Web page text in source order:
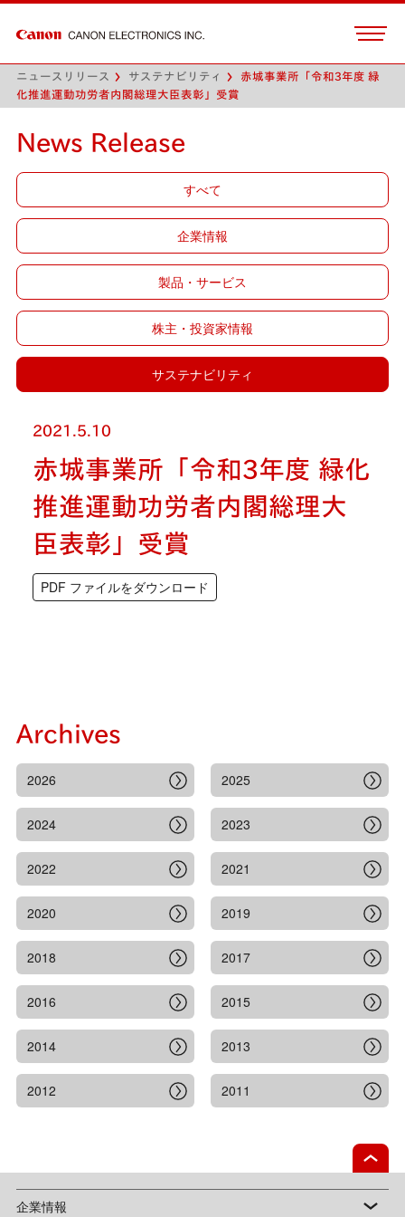
ニュースリリース サステナビリティ
赤城事業所「令和3年度 緑
化推進運動功労者内閣総理大臣表彰」受賞
News Release
すべて
企業情報
製品・サービス
株主・投資家情報
サステナビリティ
2021.5.10
赤城事業所「令和3年度 緑化
推進運動功労者内閣総理大
臣表彰」受賞
PDF ファイルをダウンロード
Archives
2026 2025
2024 2023
2022 2021
2020 2019
2018 2017
2016 2015
2014 2013
2012 2011
企業情報